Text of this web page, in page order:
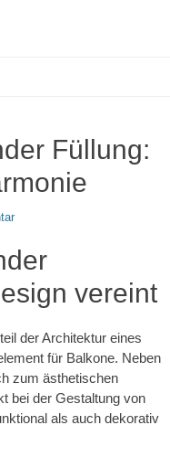
Füllung:
vereint
der Architektur eines
für Balkone. Neben
zum ästhetischen
bei der Gestaltung von
als auch dekorativ